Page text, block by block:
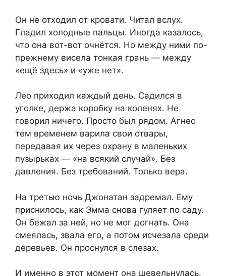
Он не отходил от кровати. Читал вслух.
Гладил холодные пальцы. Иногда казалось,
что она вот-вот очнётся. Но между ними по-
прежнему висела тонкая грань — между
«ещё здесь» и «уже нет».
Лео приходил каждый день. Садился в
уголке, держа коробку на коленях. Не
говорил ничего. Просто был рядом. Агнес
тем временем варила свои отвары,
передавая их через охрану в маленьких
пузырьках — «на всякий случай». Без
давления. Без требований. Только вера.
На третью ночь Джонатан задремал. Ему
приснилось, как Эмма снова гуляет по саду.
Он бежал за ней, но не мог догнать. Она
смеялась, звала его, а потом исчезала среди
деревьев. Он проснулся в слезах.
И именно в этот момент она шевельнулась.